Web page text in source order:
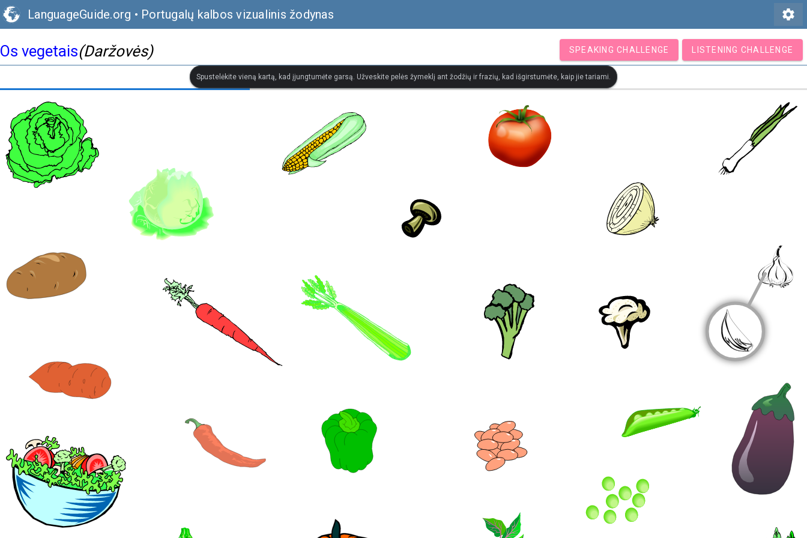
LanguageGuide.org • Portugalų kalbos vizualinis žodynas settings
Os vegetais(Daržovės) SPEAKING CHALLENGE LISTENING CHALLENGE
Spustelėkite vieną kartą, kad įjungtumėte garsą. Užveskite pelės žymeklį ant žodžių ir frazių, kad išgirstumėte, kaip jie tariami.